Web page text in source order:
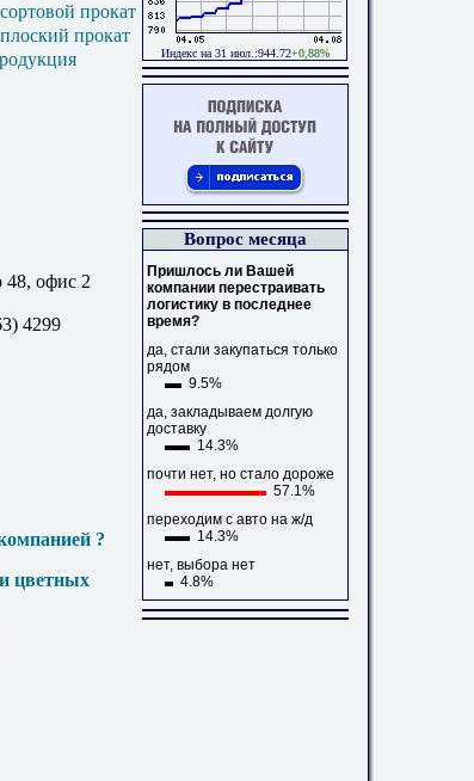
прокат
прокат
48, офис 2
4299
?
цветных
Индекс на 31 июл.:944.72+0,88%
Вопрос месяца
Пришлось ли Вашей
компании перестраивать
логистику в последнее
время?
да, стали закупаться только
рядом
9.5%
да, закладываем долгую
доставку
14.3%
почти нет, но стало дороже
57.1%
переходим с авто на ж/д
14.3%
нет, выбора нет
4.8%